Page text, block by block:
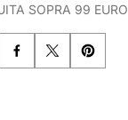
SOPRA 99 EURO